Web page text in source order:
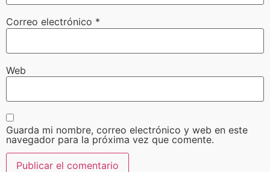
Correo electrónico *
Web
Guarda mi nombre, correo electrónico y web en este
navegador para la próxima vez que comente.